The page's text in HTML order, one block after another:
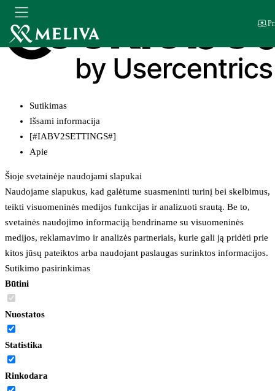
Sutikimas
Išsami informacija
[#IABV2SETTINGS#]
Apie
Šioje svetainėje naudojami slapukai
Naudojame slapukus, kad galėtume suasmeninti turinį bei skelbimus,
teikti visuomeninės medijos funkcijas ir analizuoti srautą. Be to,
svetainės naudojimo informaciją bendriname su visuomeninės
medijos, reklamavimo ir analizės partneriais, kurie gali ją pridėti prie
kitos jūsų pateiktos arba naudojant paslaugas surinktos informacijos.
Sutikimo pasirinkimas
Būtini
Nuostatos
Statistika
Rinkodara